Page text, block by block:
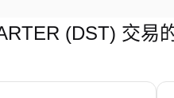
(DST) 交易